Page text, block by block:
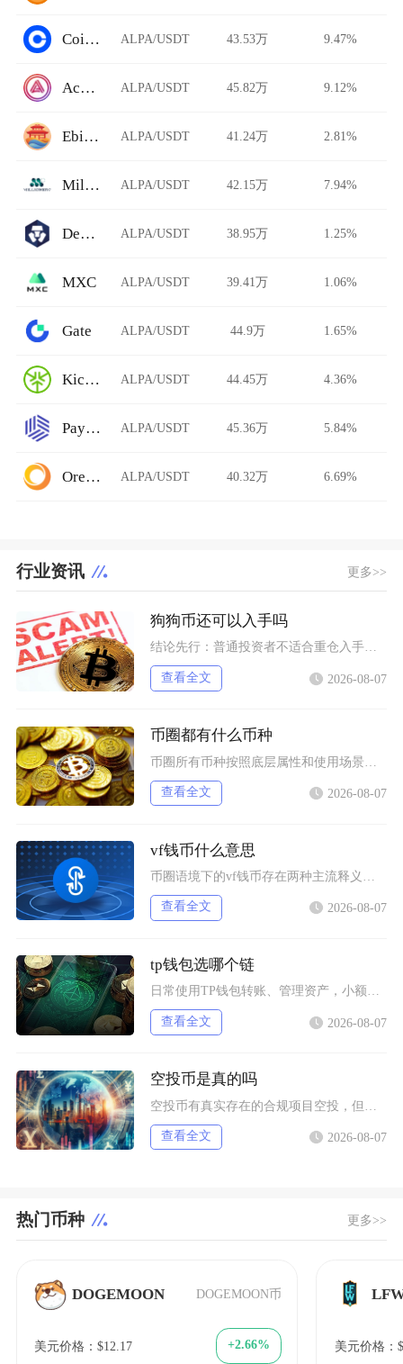
Coinbase Pro ALPA/USDT 43.53万 9.47%
Acala Swap ALPA/USDT 45.82万 9.12%
Ebisu's Bay ALPA/USDT 41.24万 2.81%
Millionero ALPA/USDT 42.15万 7.94%
DeFi Swap ALPA/USDT 38.95万 1.25%
MXC ALPA/USDT 39.41万 1.06%
Gate ALPA/USDT 44.9万 1.65%
KickEX ALPA/USDT 44.45万 4.36%
Paymium ALPA/USDT 45.36万 5.84%
Ore.Bz ALPA/USDT 40.32万 6.69%
行业资讯 更多>>
狗狗币还可以入手吗
结论先行：普通投资者不适合重仓入手狗狗币，仅能拿出总资产极小比例做短期情绪博弈，长线持仓性
查看全文 2026-08-07
币圈都有什么币种
查看全文 2026-08-07
vf钱币什么意思
查看全文 2026-08-07
tp钱包选哪个链
日常使用TP钱包转账、管理资产，小额稳定币互转优先选择波场TRC20；币安生态内交互、参与
查看全文 2026-08-07
空投币是真的吗
查看全文 2026-08-07
热门币种 更多>>
DOGEMOON DOGEMOON币
美元价格：$12.17 +2.66% 美元价格：